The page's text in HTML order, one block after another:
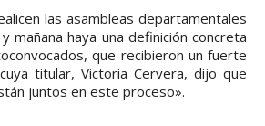
las asambleas departamentales
mañana haya una definición concreta
que recibieron un fuerte
titular, Victoria Cervera, dijo que
juntos en este proceso».